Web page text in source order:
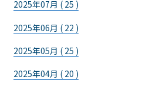
2025年07月 ( 25 )
2025年06月 ( 22 )
2025年05月 ( 25 )
2025年04月 ( 20 )